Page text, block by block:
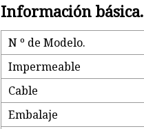
Información básica.
N º de Modelo.
Impermeable
Cable
Embalaje